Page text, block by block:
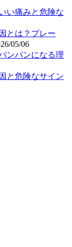
い痛みと危険な
とは？プレー
05/06
ンパンになる理
と危険なサイン